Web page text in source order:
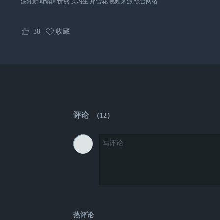
澎湃新闻编辑 忻燕 实习生 郑雪花 视频来源 综合网络
38 收藏
评论 （12）
热评论